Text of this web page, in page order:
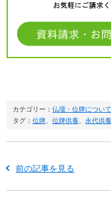
カテゴリー：仏壇・位牌について
タグ：位牌 、位牌供養 、永代供養
前の記事を見る